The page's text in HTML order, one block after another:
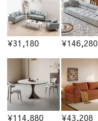
¥31,180 ¥146,280
¥114,880 ¥43,208